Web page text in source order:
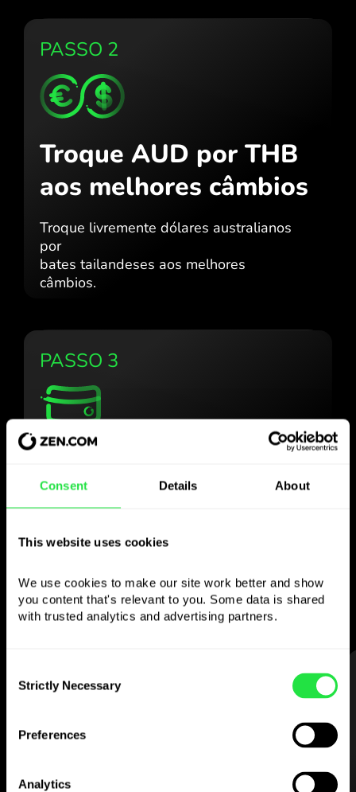
Consent Details About
This website uses cookies
We use cookies to make our site work better and show
you content that's relevant to you. Some data is shared
with trusted analytics and advertising partners.
Selection
Strictly Necessary
Preferences
Analytics
PASSO 2
Troque AUD por THB
aos melhores câmbios
Troque livremente dólares australianos
por
bates tailandeses aos melhores
câmbios.
PASSO 3
escolhida
levante em multibancos sem
comissão, pague com o cartão multi-
moeda
PASSO 1